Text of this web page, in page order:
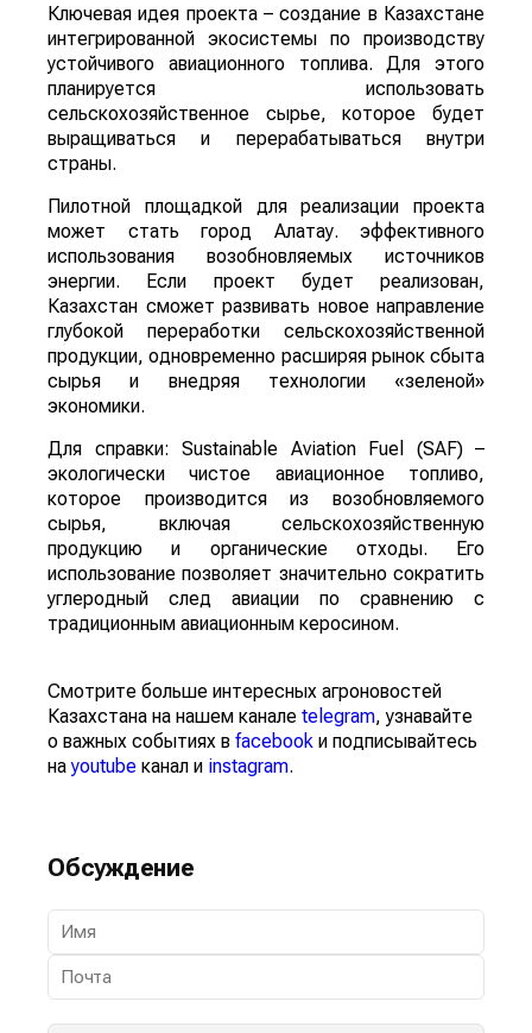
Ключевая идея проекта – создание в Казахстане
интегрированной экосистемы по производству
устойчивого авиационного топлива. Для этого
планируется использовать
сельскохозяйственное сырье, которое будет
выращиваться и перерабатываться внутри
страны.
Пилотной площадкой для реализации проекта
может стать город Алатау. эффективного
использования возобновляемых источников
энергии. Если проект будет реализован,
Казахстан сможет развивать новое направление
глубокой переработки сельскохозяйственной
продукции, одновременно расширяя рынок сбыта
сырья и внедряя технологии «зеленой»
экономики.
Для справки: Sustainable Aviation Fuel (SAF) –
экологически чистое авиационное топливо,
которое производится из возобновляемого
сырья, включая сельскохозяйственную
продукцию и органические отходы. Его
использование позволяет значительно сократить
углеродный след авиации по сравнению с
традиционным авиационным керосином.
Смотрите больше интересных агроновостей
Казахстана на нашем канале telegram, узнавайте
о важных событиях в facebook и подписывайтесь
наyoutube канал и instagram.
Обсуждение